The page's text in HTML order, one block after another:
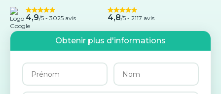
4,9/5 - 3025 avis 4,8/5 - 2117 avis
Obtenir plus d'informations